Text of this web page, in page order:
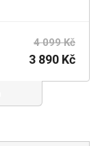
4 099 Kč
3 890 Kč